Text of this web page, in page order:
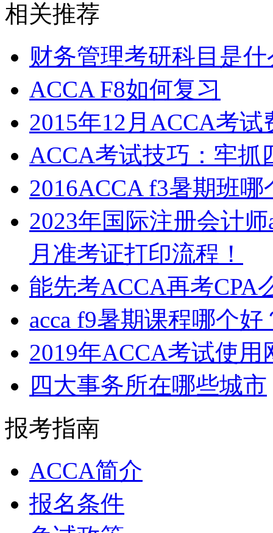
相关推荐
财务管理考研科目是什
ACCA F8如何复习
2015年12月ACCA考试
ACCA考试技巧：牢抓
2016ACCA f3暑期班哪
2023年国际注册会计
月准考证打印流程！
能先考ACCA再考CPA
acca f9暑期课程哪个好
2019年ACCA考试使用
四大事务所在哪些城市
报考指南
ACCA简介
报名条件